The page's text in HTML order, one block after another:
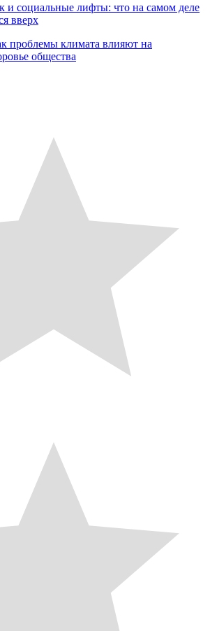
и социальные лифты: что на самом деле
вверх
проблемы климата влияют на
общества